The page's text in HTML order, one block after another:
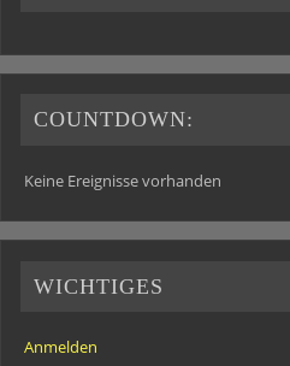
COUNTDOWN:
Keine Ereignisse vorhanden
WICHTIGES
Anmelden